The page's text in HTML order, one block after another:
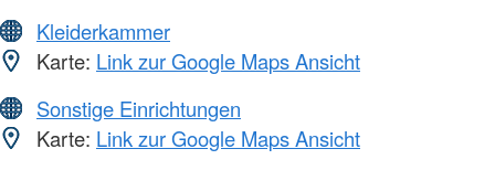
Kleiderkammer
Karte: Link zur Google Maps Ansicht
Sonstige Einrichtungen
Karte: Link zur Google Maps Ansicht